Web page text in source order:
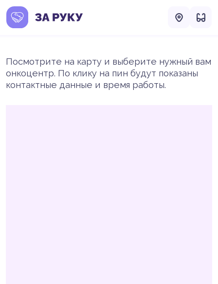
Посмотрите на карту и выберите нужный вам
онкоцентр. По клику на пин будут показаны
контактные данные и время работы.